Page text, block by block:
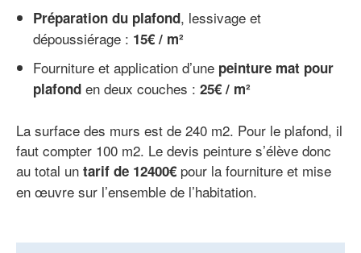
Préparation du plafond, lessivage et
dépoussiérage : 15€ / m²
Fourniture et application d’une peinture mat pour
plafond en deux couches : 25€ / m²
La surface des murs est de 240 m2. Pour le plafond, il
faut compter 100 m2. Le devis peinture s’élève donc
au total un tarif de 12400€ pour la fourniture et mise
en œuvre sur l’ensemble de l’habitation.